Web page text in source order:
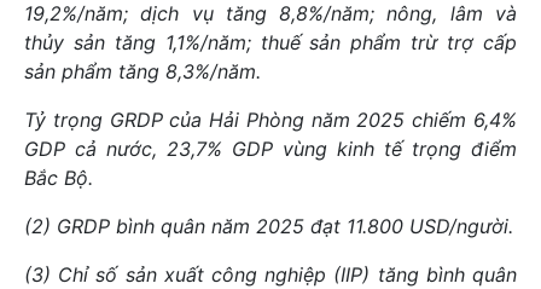
19,2%/năm; dịch vụ tăng 8,8%/năm; nông, lâm và
thủy sản tăng 1,1%/năm; thuế sản phẩm trừ trợ cấp
sản phẩm tăng 8,3%/năm.
Tỷ trọng GRDP của Hải Phòng năm 2025 chiếm 6,4%
GDP cả nước, 23,7% GDP vùng kinh tế trọng điểm
Bắc Bộ.
(2) GRDP bình quân năm 2025 đạt 11.800 USD/người.
(3) Chỉ số sản xuất công nghiệp (IIP) tăng bình quân